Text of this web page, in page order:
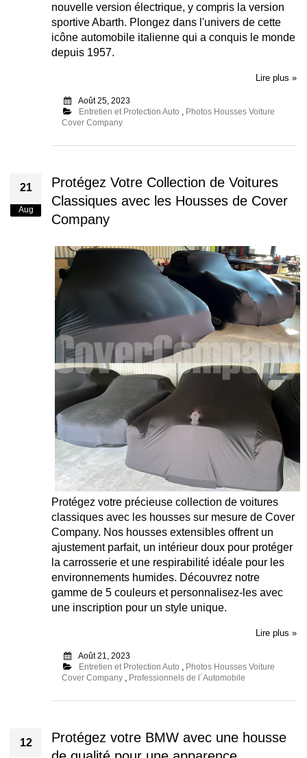
nouvelle version électrique, y compris la version
sportive Abarth. Plongez dans l'univers de cette
icône automobile italienne qui a conquis le monde
depuis 1957.
Lire plus »
Août 25, 2023
Entretien et Protection Auto
Photos Housses Voiture
Cover Company
21
Aug
Protégez Votre Collection de Voitures
Classiques avec les Housses de Cover
Company
Protégez votre précieuse collection de voitures
classiques avec les housses sur mesure de Cover
Company. Nos housses extensibles offrent un
ajustement parfait, un intérieur doux pour protéger
la carrosserie et une respirabilité idéale pour les
environnements humides. Découvrez notre
gamme de 5 couleurs et personnalisez-les avec
une inscription pour un style unique.
Lire plus »
Août 21, 2023
Entretien et Protection Auto
Photos Housses Voiture
Cover Company
Professionnels de l´Automobile
12
Protégez votre BMW avec une housse